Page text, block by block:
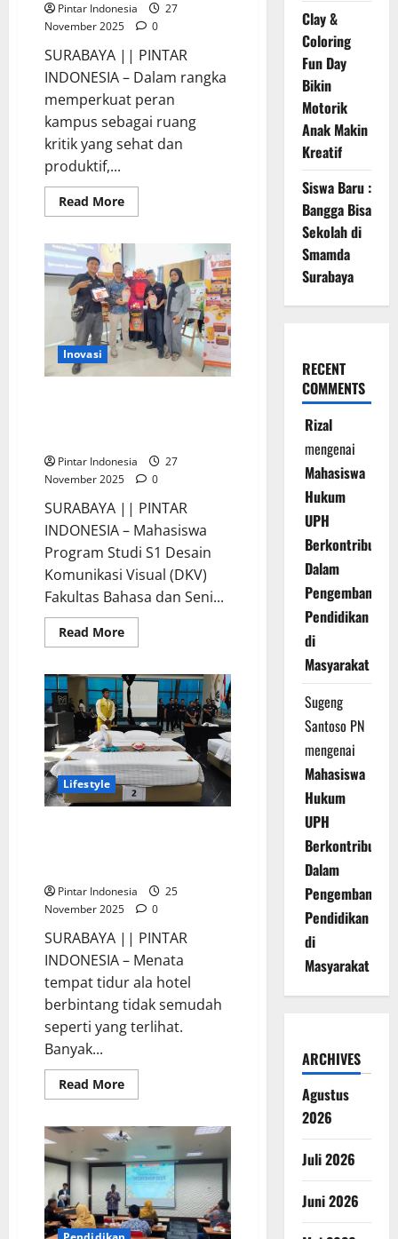
Pintar Indonesia
27
November 2025
0
SURABAYA || PINTAR
INDONESIA – Dalam rangka
memperkuat peran
kampus sebagai ruang
kritik yang sehat dan
produktif,...
Read MoreRead
more
Ruang
Terbuka
Bahas
Reformasi
Kepolisian
Inovasi
Pintar Indonesia
27
November 2025
0
SURABAYA || PINTAR
INDONESIA – Mahasiswa
Program Studi S1 Desain
Komunikasi Visual (DKV)
Fakultas Bahasa dan Seni...
Read MoreRead
more
DKV
Unesa
Unjuk
Karya
Desain
Kemasan
di
EXPO
PACK
2025
Lifestyle
Pintar Indonesia
25
November 2025
0
SURABAYA || PINTAR
INDONESIA – Menata
tempat tidur ala hotel
berbintang tidak semudah
seperti yang terlihat.
Banyak...
Read MoreRead
more
Bed
Competition
Ajang
Siswa
Mengasah
Ketrampilan
Menata
Tempat
Tidur
Clay &
Coloring
Fun Day
Bikin
Motorik
Anak Makin
Kreatif
Siswa Baru :
Bangga Bisa
Sekolah di
Smamda
Surabaya
RECENT
COMMENTS
Rizal
mengenai
Mahasiswa
Hukum
UPH
Berkontribusi
Dalam
Pengembangan
Pendidikan
di
Masyarakat
Sugeng
Santoso PN
mengenai
Mahasiswa
Hukum
UPH
Berkontribusi
Dalam
Pengembangan
Pendidikan
di
Masyarakat
ARCHIVES
Agustus
2026
Juli 2026
Juni 2026